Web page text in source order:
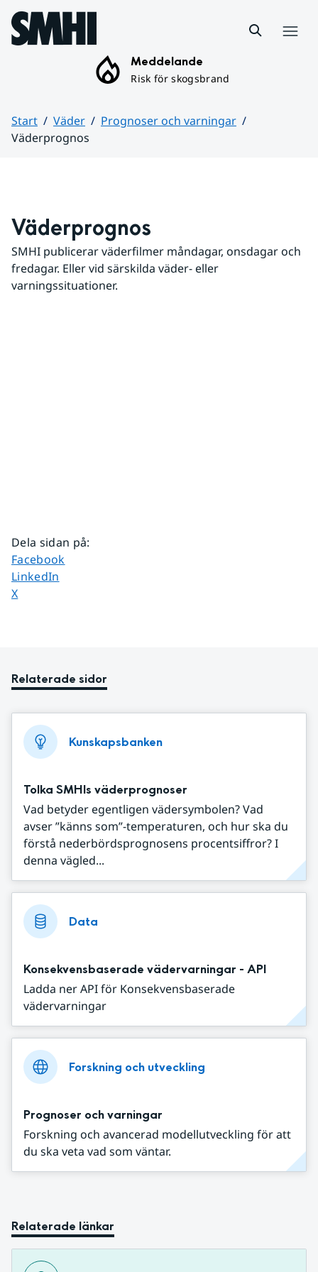
Hoppa till sidans innehåll
Meddelande
Risk för skogsbrand
Start Väder
Prognoser och varningar
Väderprognos
Väderprognos
SMHI publicerar väderfilmer måndagar, onsdagar och
fredagar. Eller vid särskilda väder- eller
varningssituationer.
Dela sidan på:
Dela sidan på
Facebook
Dela sidan på
LinkedIn
Dela sidan på
X
Relaterade sidor
Kunskapsbanken
Tolka SMHIs väderprognoser
Vad betyder egentligen vädersymbolen? Vad
avser ”känns som”-temperaturen, och hur ska du
förstå nederbördsprognosens procentsiffror? I
denna vägled...
Data
Konsekvensbaserade vädervarningar - API
Ladda ner API för Konsekvensbaserade
vädervarningar
Forskning och utveckling
Prognoser och varningar
Forskning och avancerad modellutveckling för att
du ska veta vad som väntar.
Relaterade länkar